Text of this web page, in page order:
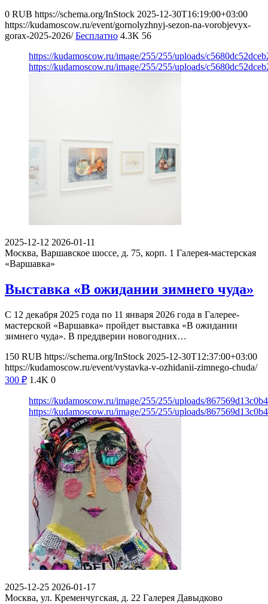
0 RUB https://schema.org/InStock 2025-12-30T16:19:00+03:00
https://kudamoscow.ru/event/gornolyzhnyj-sezon-na-vorobjevyx-
gorax-2025-2026/ Бесплатно 4.3K 56
https://kudamoscow.ru/image/255/255/uploads/
https://kudamoscow.ru/image/255/255/uploads/
2025-12-12 2026-01-11
Москва, Варшавское шоссе, д. 75, корп. 1 Галерея-мастерская
«Варшавка»
Выставка «В ожидании зимнего чуда»
С 12 декабря 2025 года по 11 января 2026 года в Галерее-
мастерской «Варшавка» пройдет выставка «В ожидании
зимнего чуда». В преддверии новогодних…
150 RUB https://schema.org/InStock 2025-12-30T12:37:00+03:00
https://kudamoscow.ru/event/vystavka-v-ozhidanii-zimnego-chuda/
300 ₽ 1.4K 0
https://kudamoscow.ru/image/255/255/uploads/
https://kudamoscow.ru/image/255/255/uploads/
2025-12-25 2026-01-17
Москва, ул. Кременчугская, д. 22 Галерея Давыдково